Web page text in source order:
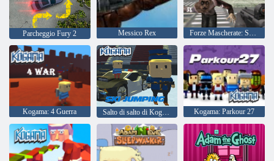
Parcheggio Fury 2 Messico Rex Forze Mascherate: Sopravvivenza Zombie
Kogama: 4 Guerra Salto di salto di Kogama!! Kogama: Parkour 27